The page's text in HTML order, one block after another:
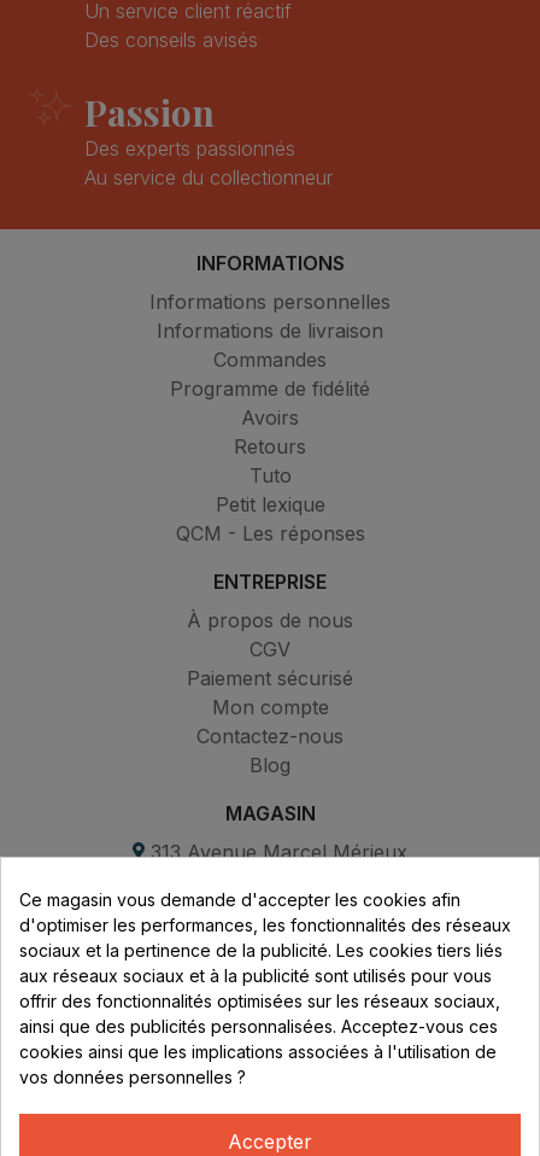
Un service client réactif
Des conseils avisés
Passion
Des experts passionnés
Au service du collectionneur
INFORMATIONS
Informations personnelles
Informations de livraison
Commandes
Programme de fidélité
Avoirs
Retours
Tuto
Petit lexique
QCM - Les réponses
ENTREPRISE
À propos de nous
CGV
Paiement sécurisé
Mon compte
Contactez-nous
Blog
MAGASIN
313 Avenue Marcel Mérieux
69530 Brignais
Lundi au vendredi :
8h - 16h
uniquement sur Rendez-vous
CONTACT
04 78 37 00 68
Ce magasin vous demande d'accepter les cookies afin
d'optimiser les performances, les fonctionnalités des réseaux
sociaux et la pertinence de la publicité. Les cookies tiers liés
aux réseaux sociaux et à la publicité sont utilisés pour vous
offrir des fonctionnalités optimisées sur les réseaux sociaux,
ainsi que des publicités personnalisées. Acceptez-vous ces
cookies ainsi que les implications associées à l'utilisation de
vos données personnelles ?
Accepter